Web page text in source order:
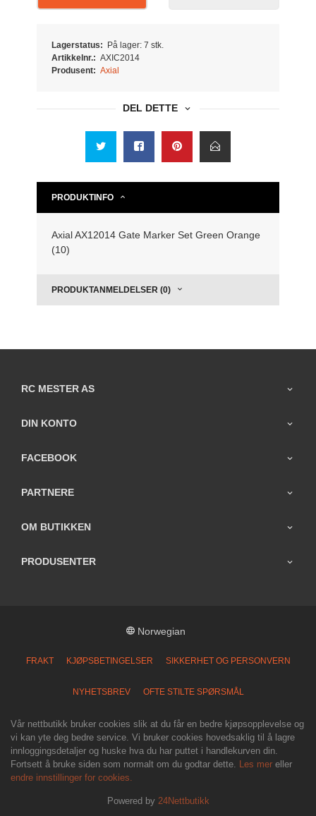
Lagerstatus:
På lager: 7 stk.
Artikkelnr.: AXIC2014
Produsent: Axial
DEL DETTE
PRODUKTINFO
Axial AX12014 Gate Marker Set Green Orange
(10)
PRODUKTANMELDELSER (0)
RC MESTER AS
DIN KONTO
FACEBOOK
PARTNERE
OM BUTIKKEN
PRODUSENTER
Norwegian
FRAKT KJØPSBETINGELSER SIKKERHET OG PERSONVERN
NYHETSBREV OFTE STILTE SPØRSMÅL
Vår nettbutikk bruker cookies slik at du får en bedre kjøpsopplevelse og
vi kan yte deg bedre service. Vi bruker cookies hovedsaklig til å lagre
innloggingsdetaljer og huske hva du har puttet i handlekurven din.
Fortsett å bruke siden som normalt om du godtar dette. Les mer eller
endre innstillinger for cookies.
Powered by 24Nettbutikk